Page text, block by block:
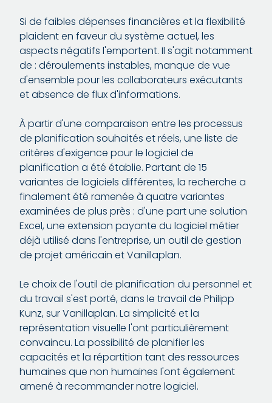
Si de faibles dépenses financières et la flexibilité
plaident en faveur du système actuel, les
aspects négatifs l'emportent. Il s'agit notamment
de : déroulements instables, manque de vue
d'ensemble pour les collaborateurs exécutants
et absence de flux d'informations.
À partir d'une comparaison entre les processus
de planification souhaités et réels, une liste de
critères d'exigence pour le logiciel de
planification a été établie. Partant de 15
variantes de logiciels différentes, la recherche a
finalement été ramenée à quatre variantes
examinées de plus près : d'une part une solution
Excel, une extension payante du logiciel métier
déjà utilisé dans l'entreprise, un outil de gestion
de projet américain et Vanillaplan.
Le choix de l'outil de planification du personnel et
du travail s'est porté, dans le travail de Philipp
Kunz, sur Vanillaplan. La simplicité et la
représentation visuelle l'ont particulièrement
convaincu. La possibilité de planifier les
capacités et la répartition tant des ressources
humaines que non humaines l'ont également
amené à recommander notre logiciel.